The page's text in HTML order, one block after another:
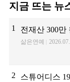
지금 뜨는 뉴
1 전재산 300만
삶은연예
2
스튜어디스